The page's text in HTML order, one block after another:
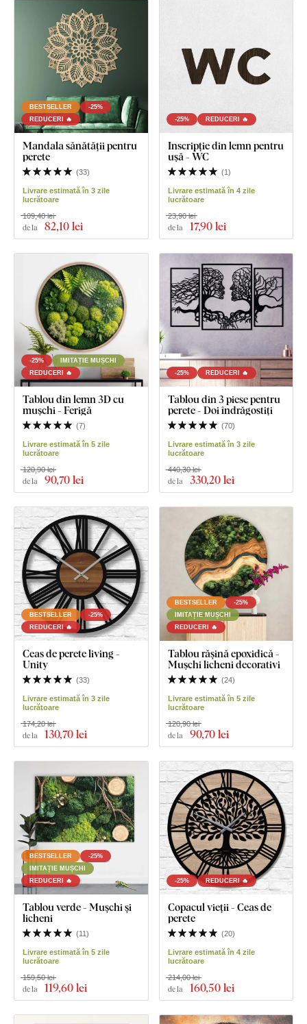
BESTSELLER
-25%
REDUCERI 🔥
Mandala sănătății pentru
perete
(33)
Livrare estimată în 3 zile
lucrătoare
de la 82,10 lei
109,40 lei
-25% REDUCERI 🔥
Inscripție din lemn pentru
ușă - WC
(1)
Livrare estimată în 4 zile
lucrătoare
de la 17,90 lei
23,90 lei
-25%
IMITAȚIE MUȘCHI
REDUCERI 🔥
Tablou din lemn 3D cu
mușchi - Ferigă
(7)
Livrare estimată în 5 zile
lucrătoare
de la 90,70 lei
120,90 lei
-25% REDUCERI 🔥
Tablou din 3 piese pentru
perete - Doi îndrăgostiți
(70)
Livrare estimată în 3 zile
lucrătoare
de la 330,20 lei
440,30 lei
BESTSELLER
-25%
REDUCERI 🔥
Ceas de perete living -
Unity
(33)
Livrare estimată în 3 zile
lucrătoare
de la 130,70 lei
174,20 lei
BESTSELLER
-25%
IMITAȚIE MUȘCHI
REDUCERI 🔥
Tablou rășină epoxidică -
Mușchi licheni decorativi
(24)
Livrare estimată în 5 zile
lucrătoare
de la 90,70 lei
120,90 lei
BESTSELLER
-25%
IMITAȚIE MUȘCHI
REDUCERI 🔥
Tablou verde - Mușchi și
licheni
(11 )
Livrare estimată în 5 zile
lucrătoare
de la 119,60 lei
159,50 lei
-25% REDUCERI 🔥
Copacul vieții - Ceas de
perete
(20)
Livrare estimată în 4 zile
lucrătoare
de la 160,50 lei
214,00 lei